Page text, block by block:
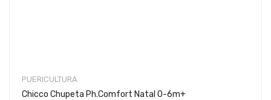
PUERICULTURA
Chicco Chupeta Ph.Comfort Natal 0-6m+